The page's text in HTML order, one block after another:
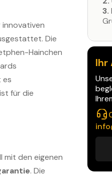
Die
Hainchen
es
für die
mit den eigenen
. Die
3.
Ihr